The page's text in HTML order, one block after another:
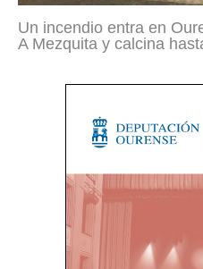
Un incendio entra en
A Mezquita y calcina